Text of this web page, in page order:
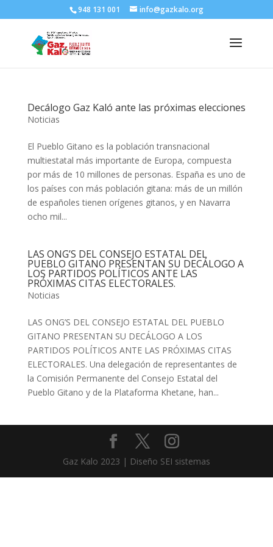
948 131 001 info@gazkalo.org
Decálogo Gaz Kaló ante las próximas elecciones
Noticias
El Pueblo Gitano es la población transnacional
multiestatal más importante de Europa, compuesta
por más de 10 millones de personas. España es uno de
los países con más población gitana: más de un millón
de españoles tienen orígenes gitanos, y en Navarra
ocho mil...
LAS ONG’S DEL CONSEJO ESTATAL DEL
PUEBLO GITANO PRESENTAN SU DECÁLOGO A
LOS PARTIDOS POLÍTICOS ANTE LAS
PRÓXIMAS CITAS ELECTORALES.
Noticias
LAS ONG’S DEL CONSEJO ESTATAL DEL PUEBLO
GITANO PRESENTAN SU DECÁLOGO A LOS
PARTIDOS POLÍTICOS ANTE LAS PRÓXIMAS CITAS
ELECTORALES. Una delegación de representantes de
la Comisión Permanente del Consejo Estatal del
Pueblo Gitano y de la Plataforma Khetane, han...
Gaz Kalo 2023 | Diseño SEI sistemas